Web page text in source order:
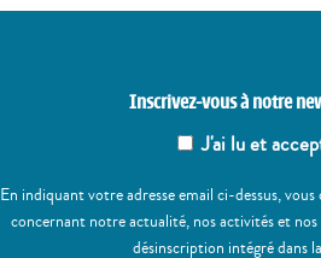
Inscrivez-vous à notre
J'ai lu et
En indiquant votre adresse email ci-dessus,
concernant notre actualité, nos activités et
désinscription intégré dans